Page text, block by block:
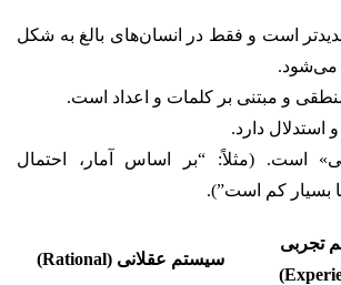
است و فقط در انسان‌های بالغ به شکل
می‌شود.
و مبتنی بر کلمات و اعداد است.
استدلال دارد.
است. (مثلاً: “بر اساس آمار، احتمال
بسیار کم است”).
تجربی
سیستم عقلانی (Rational)